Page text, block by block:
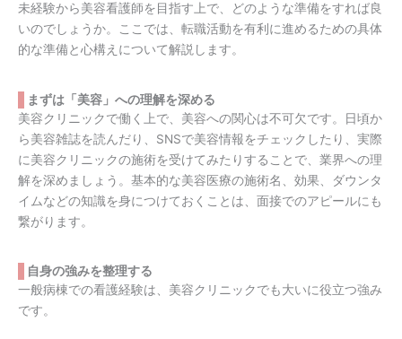
未経験から美容看護師を目指す上で、どのような準備をすれば良
いのでしょうか。ここでは、転職活動を有利に進めるための具体
的な準備と心構えについて解説します。
まずは「美容」への理解を深める
美容クリニックで働く上で、美容への関心は不可欠です。日頃か
ら美容雑誌を読んだり、SNSで美容情報をチェックしたり、実際
に美容クリニックの施術を受けてみたりすることで、業界への理
解を深めましょう。基本的な美容医療の施術名、効果、ダウンタ
イムなどの知識を身につけておくことは、面接でのアピールにも
繋がります。
自身の強みを整理する
一般病棟での看護経験は、美容クリニックでも大いに役立つ強み
です。